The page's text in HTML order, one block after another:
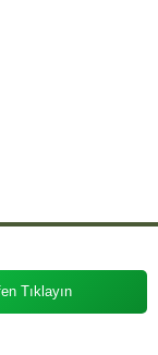
Tıklayın